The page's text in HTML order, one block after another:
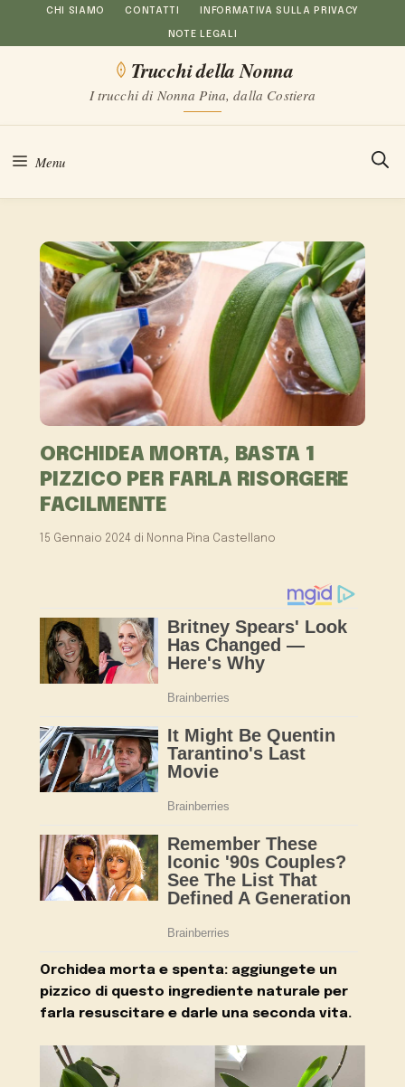
al
CHI SIAMO CONTATTI INFORMATIVA SULLA PRIVACY
NOTE LEGALI
Trucchi della Nonna
I trucchi di Nonna Pina, dalla Costiera
Menu
ORCHIDEA MORTA, BASTA 1
PIZZICO PER FARLA RISORGERE
FACILMENTE
15 Gennaio 2024 di Nonna Pina Castellano
Orchidea morta e spenta: aggiungete un
pizzico di questo ingrediente naturale per
farla resuscitare e darle una seconda vita.